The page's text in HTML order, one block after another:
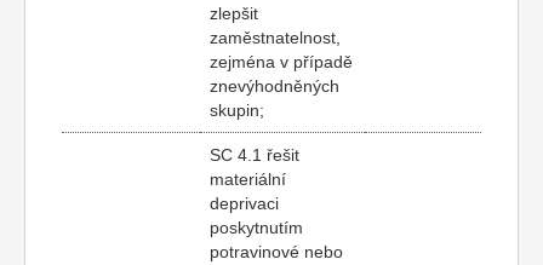
zlepšit
zaměstnatelnost,
zejména v případě
znevýhodněných
skupin;
SC 4.1 řešit
materiální
deprivaci
poskytnutím
potravinové nebo